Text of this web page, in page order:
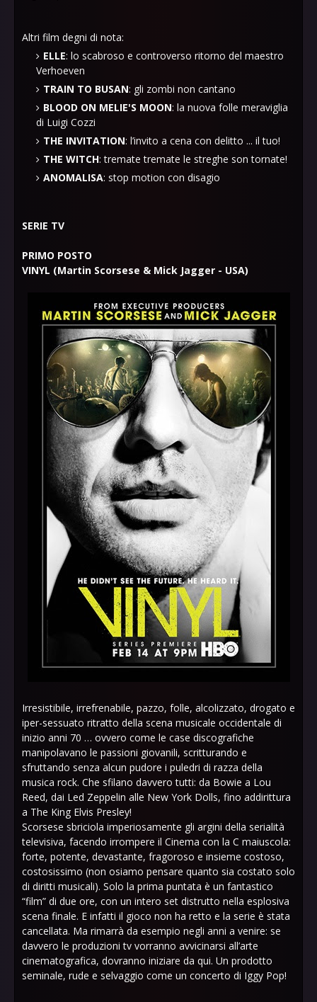
Altri film degni di nota:
ELLE: lo scabroso e controverso ritorno del maestro
Verhoeven
TRAIN TO BUSAN: gli zombi non cantano
BLOOD ON MELIE'S MOON: la nuova folle meraviglia
di Luigi Cozzi
THE INVITATION: l’invito a cena con delitto ... il tuo!
THE WITCH: tremate tremate le streghe son tornate!
ANOMALISA: stop motion con disagio
SERIE TV
PRIMO POSTO
VINYL (Martin Scorsese & Mick Jagger - USA)
Irresistibile, irrefrenabile, pazzo, folle, alcolizzato, drogato e
iper-sessuato ritratto della scena musicale occidentale di
inizio anni 70 … ovvero come le case discografiche
manipolavano le passioni giovanili, scritturando e
sfruttando senza alcun pudore i puledri di razza della
musica rock. Che sfilano davvero tutti: da Bowie a Lou
Reed, dai Led Zeppelin alle New York Dolls, fino addirittura
a The King Elvis Presley!
Scorsese sbriciola imperiosamente gli argini della serialità
televisiva, facendo irrompere il Cinema con la C maiuscola:
forte, potente, devastante, fragoroso e insieme costoso,
costosissimo (non osiamo pensare quanto sia costato solo
di diritti musicali). Solo la prima puntata è un fantastico
“film” di due ore, con un intero set distrutto nella esplosiva
scena finale. E infatti il gioco non ha retto e la serie è stata
cancellata. Ma rimarrà da esempio negli anni a venire: se
davvero le produzioni tv vorranno avvicinarsi all’arte
cinematografica, dovranno iniziare da qui. Un prodotto
seminale, rude e selvaggio come un concerto di Iggy Pop!